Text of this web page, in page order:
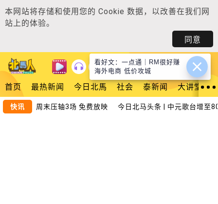
本网站将存储和使用您的 Cookie 数据，以改善在我们网
站上的体验。
同意
登入
首页 最热新闻 今日北馬 社会 泰新闻 大讲堂
快讯
反应热烈 周末压轴3场 免费放映 今日北马头条 | 中元歌台增至
看好文：一点通｜RM很好赚
海外电商 低价攻城